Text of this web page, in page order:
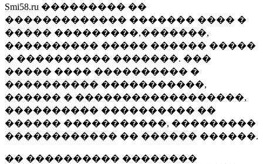
Smi58.ru ��������� ��
������������� ������� ���� �
����� ���������,�������,
���������� ����� ������ �����
� ���������� �������. ���
����� ���� ���������� �
���������� �����������,
������ � ������������������,
���������� ���������� ��
������ �����������, ���������
������������ �� ������ ������.
�� ���������� ��������